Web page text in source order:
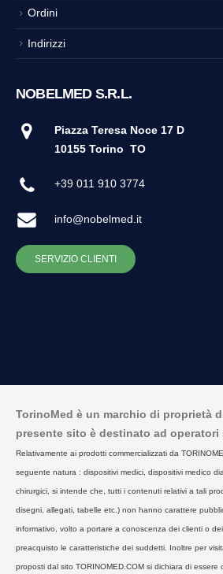
Ordini
Indirizzi
NOBELMED S.R.L.
Piazza Teresa Noce 17 D
10155 Torino TO
+39 011 910 3774
info@nobelmed.it
SERVIZIO CLIENTI
TorinoMed è un marchio di proprietà
presente sito è destinato ad operatori
Relativamente ai prodotti commercializzati da
seguente natura : dispositivi medici, dispositivi medico
chirurgici, si intende che, tutti i contenuti relativi a tali
disegni, allegati, tabelle etc.) non hanno carattere
informativo, volto a portare a conoscenza dei clienti o
preacquisto le caratteristiche dei suddetti. Inoltre per
proposti dal sito TORINOMED.COM si dichiara di